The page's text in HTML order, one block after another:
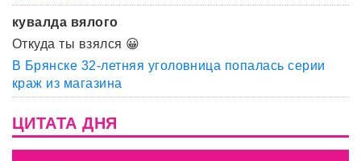
кувалда вялого
Откуда ты взялся 😀
В Брянске 32-летняя уголовница попалась серии
краж из магазина
ЦИТАТА ДНЯ